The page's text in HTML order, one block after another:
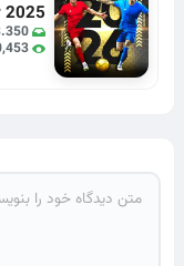
2025
13.350 •